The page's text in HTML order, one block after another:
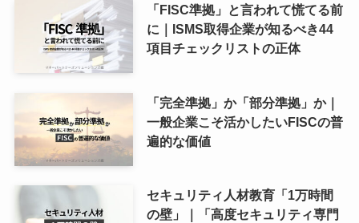
「FISC準拠」と言われて慌てる前
に｜ISMS取得企業が知るべき44
項目チェックリストの正体
「完全準拠」か「部分準拠」か｜
一般企業こそ活かしたいFISCの普
遍的な価値
セキュリティ人材教育「1万時間
の壁」｜「高度セキュリティ専門